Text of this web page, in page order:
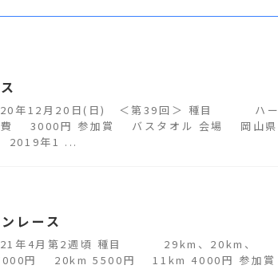
年12月20日(日) ＜第39回＞ 種目 ハー
費 3000円 参加賞 バスタオル 会場 岡山県
2019年1 ...
レース
年4月第2週頃 種目 29km、20km、
円 20km 5500円 11km 4000円 参加賞